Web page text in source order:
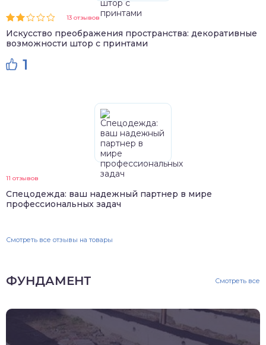
13 отзывов
Искусство преображения пространства: декоративные
возможности штор с принтами
1
11 отзывов
Спецодежда: ваш надежный партнер в мире
профессиональных задач
Смотреть все отзывы на товары
ФУНДАМЕНТ Смотреть все